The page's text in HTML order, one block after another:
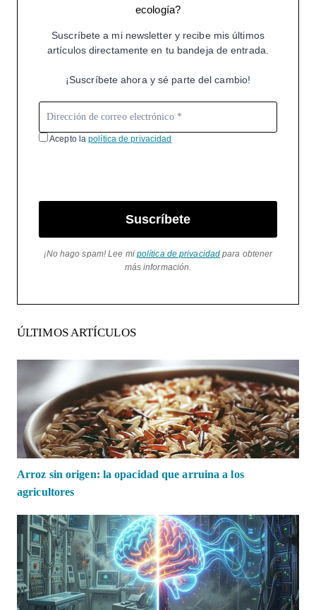
ecología?
Suscríbete a mi newsletter y recibe mis últimos
artículos directamente en tu bandeja de entrada.
¡Suscríbete ahora y sé parte del cambio!
Acepto lapolítica de privacidad
Suscríbete
¡No hago spam! Lee mi política de privacidad para obtener
más información.
ÚLTIMOS ARTÍCULOS
Arroz sin origen: la opacidad que arruina a los
agricultores